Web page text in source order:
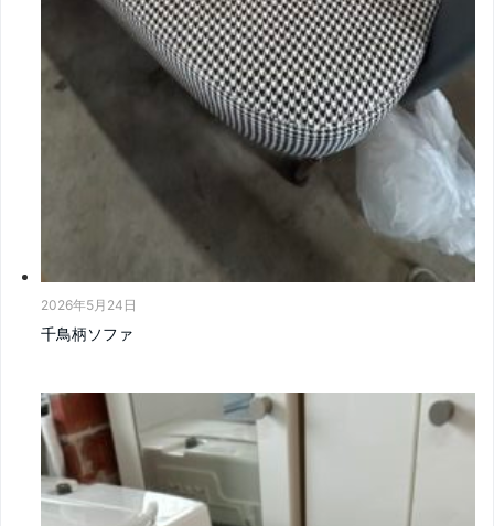
2026年5月24日
千鳥柄ソファ